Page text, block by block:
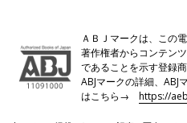
ＡＢＪマークは、この
著作権者からコンテン
であることを示す登録
ABJマークの詳細、ABJ
はこちら→https://